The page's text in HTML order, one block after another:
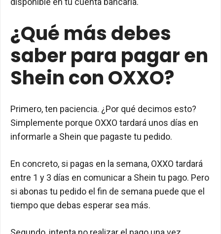
¿Qué más debes
saber para pagar en
Shein con OXXO?
Primero, ten paciencia. ¿Por qué decimos esto?
Simplemente porque OXXO tardará unos días en
informarle a Shein que pagaste tu pedido.
En concreto, si pagas en la semana, OXXO tardará
entre 1 y 3 días en comunicar a Shein tu pago. Pero
si abonas tu pedido el fin de semana puede que el
tiempo que debas esperar sea más.